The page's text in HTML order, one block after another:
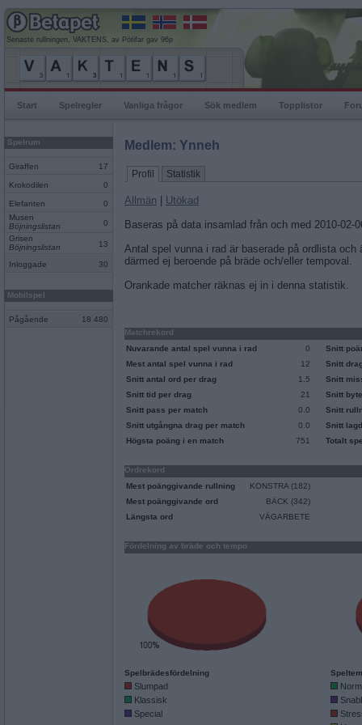
Senaste rullningen, VAKTENS, av Pötifar gav 96p
Start Spelregler Vanliga frågor Sök medlem Topplistor
Spelrum
Giraffen 17
Krokodilen 0
Elefanten
0
Musen
Böjningslistan
0
Grisen
Böjningslistan
13
Inloggade 30
Mobilspel
Pågående 18 480
Medlem: Ynneh
Profil Statistik
Allmän
Utökad
Baseras på data insamlad från och med 2010-02-
Antal spel vunna i rad är baserade på ordlista och
därmed ej beroende på bräde och/eller tempoval.
Orankade matcher räknas ej in i denna statistik.
Matchrekord
Nuvarande antal spel vunna i rad
0
Mest antal spel vunna i rad
12
Snitt antal ord per drag
1.5
Snitt tid per drag
21
Snitt pass per match
0.0
Snitt utgångna drag per match
0.0
Högsta poäng i en match
751
Snitt
Snitt
Snitt
Snitt
Snitt
Snitt
Totalt
Ordrekord
Mest poänggivande rullning
KONSTRA (182)
Mest poänggivande ord
BÄCK (342)
Längsta ord
VÄGARBETE
Fördelning av bräde och tempo
Spelbrädesfördelning
Slumpad
Klassisk
Special